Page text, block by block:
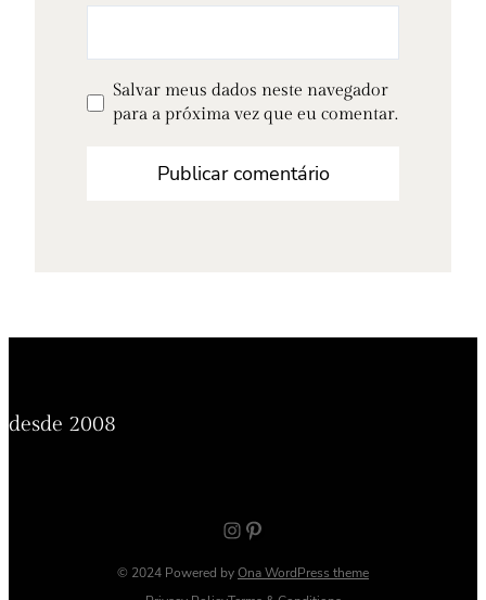
Salvar meus dados neste navegador
para a próxima vez que eu comentar.
desde 2008
Instagram Pinterest
© 2024 Powered byOna WordPress theme